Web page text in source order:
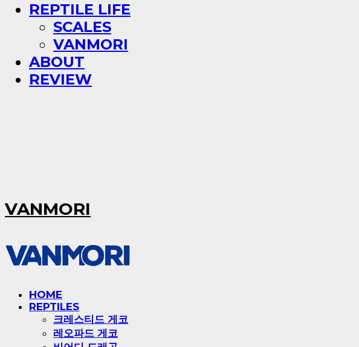
REPTILE LIFE
SCALES
VANMORI
ABOUT
REVIEW
VANMORI
HOME
REPTILES
크레스티드 게코
레오파드 게코